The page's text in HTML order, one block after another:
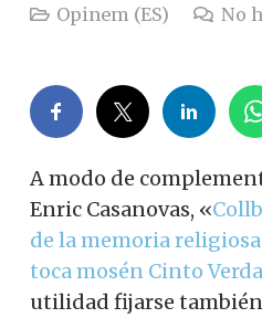
Opinem (ES)
No
A modo de
Enric Casanovas, «
de la memoria
toca mosén Cinto
utilidad fijarse